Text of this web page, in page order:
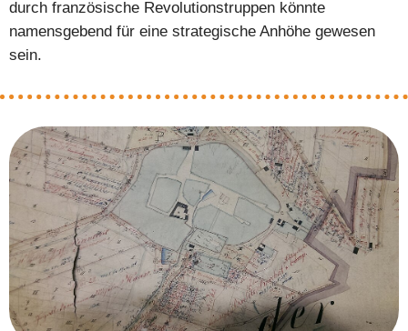
durch französische Revolutionstruppen könnte
namensgebend für eine strategische Anhöhe gewesen
sein.